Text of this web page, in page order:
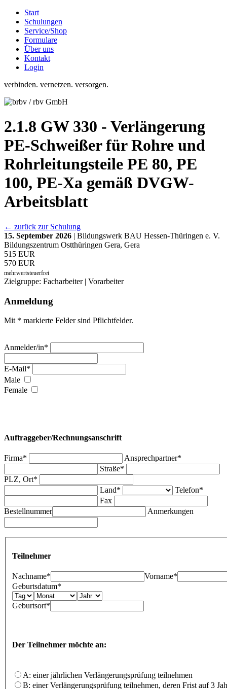
Start
Schulungen
Service/Shop
Formulare
Über uns
Kontakt
Login
verbinden. vernetzen. versorgen.
2.1.8 GW 330 - Verlängerung
PE-Schweißer für Rohre und
Rohrleitungsteile PE 80, PE
100, PE-Xa gemäß DVGW-
Arbeitsblatt
← zurück zur Schulung
15. September 2026 | Bildungswerk BAU Hessen-Thüringen e. V.
Bildungszentrum Ostthüringen Gera, Gera
515 EUR
570 EUR
mehrwertsteuerfrei
Zielgruppe: Facharbeiter | Vorarbeiter
Anmeldung
Mit * markierte Felder sind Pflichtfelder.
Anmelder/in*
E-Mail*
Male
Female
Auftraggeber/Rechnungsanschrift
Firma*
Ansprechpartner*
Straße*
PLZ, Ort*
Land*
Telefon*
Fax
Bestellnummer
Anmerkungen
Teilnehmer
Nachname*
Vorname*
Geburtsdatum*
Geburtsort*
Der Teilnehmer möchte an:
A: einer jährlichen Verlängerungsprüfung teilnehmen
B: einer Verlängerungsprüfung teilnehmen, deren Frist auf 3